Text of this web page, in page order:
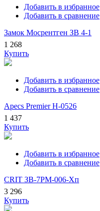
Добавить в избранное
Добавить в сравнение
Замок Мосрентген ЗВ 4-1
1 268
Купить
Добавить в избранное
Добавить в сравнение
Apecs Premier H-0526
1 437
Купить
Добавить в избранное
Добавить в сравнение
CRIT ЗВ-7РМ-006-Хп
3 296
Купить